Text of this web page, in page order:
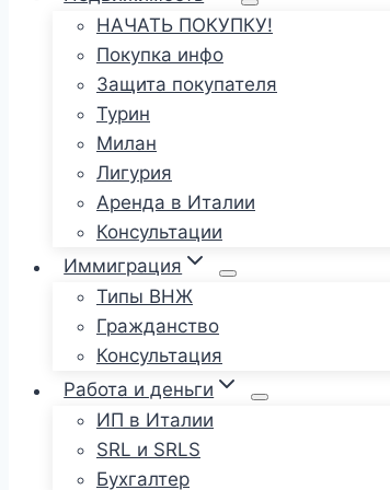
НАЧАТЬ ПОКУПКУ!
Покупка инфо
Защита покупателя
Турин
Милан
Лигурия
Аренда в Италии
Консультации
Иммиграция
Типы ВНЖ
Гражданство
Консультация
Работа и деньги
ИП в Италии
SRL и SRLS
Бухгалтер